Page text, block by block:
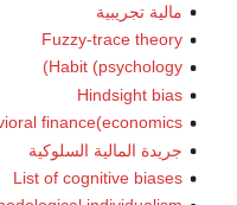
مالية تجريبية
Fuzzy-trace theory
Habit (psychology)
Hindsight bias
finance(economics)
جريدة المالية السلوكية
List of cognitive biases